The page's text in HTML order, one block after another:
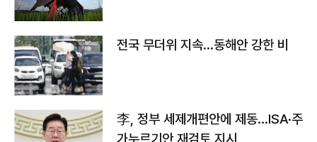
전국 무더위 지속…동해안 강한 비
李, 정부 세제개편안에 제동…ISA·주